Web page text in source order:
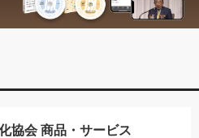
協会 商品・サービス